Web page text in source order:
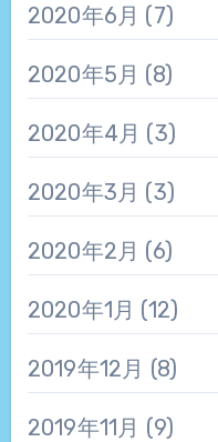
2020年6月 (7)
2020年5月 (8)
2020年4月 (3)
2020年3月 (3)
2020年2月 (6)
2020年1月 (12)
2019年12月 (8)
2019年11月 (9)